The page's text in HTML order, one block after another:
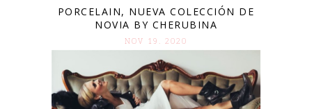
PORCELAIN, NUEVA COLECCIÓN DE
NOVIA BY CHERUBINA
NOV 19. 2020